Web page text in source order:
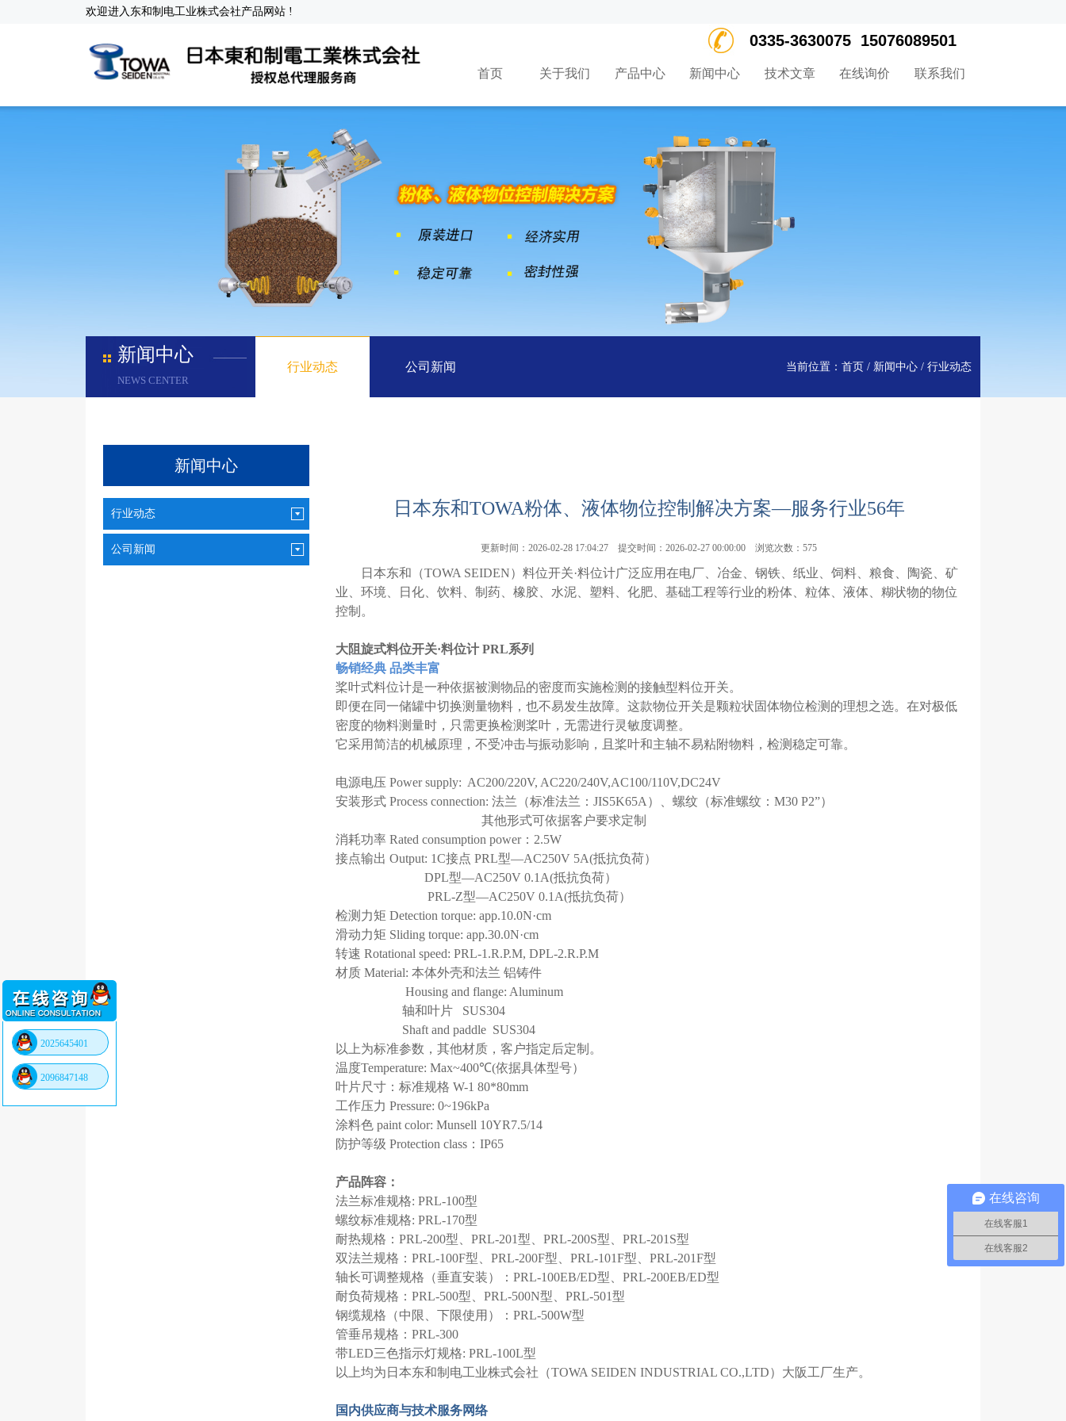
欢迎进入东和制电工业株式会社产品网站 !
0335-3630075 15076089501
首页 关于我们 产品中心 新闻中心 技术文章 在线询价 联系我们
新闻中心
NEWS CENTER
行业动态 公司新闻 当前位置：首页 / 新闻中心 /行业动态
新闻中心
行业动态
公司新闻
日本东和TOWA粉体、液体物位控制解决方案—服务行业56年
更新时间：2026-02-28 17:04:27 提交时间：2026-02-27 00:00:00 浏览次数：575
日本东和（TOWA SEIDEN）料位开关·料位计广泛应用在电厂、冶金、钢铁、纸业、饲料、粮食、陶瓷、矿
业、环境、日化、饮料、制药、橡胶、水泥、塑料、化肥、基础工程等行业的粉体、粒体、液体、糊状物的物位
控制。
大阻旋式料位开关·料位计 PRL系列
畅销经典 品类丰富
桨叶式料位计是一种依据被测物品的密度而实施检测的接触型料位开关。
即便在同一储罐中切换测量物料，也不易发生故障。这款物位开关是颗粒状固体物位检测的理想之选。在对极低
密度的物料测量时，只需更换检测桨叶，无需进行灵敏度调整。
它采用简洁的机械原理，不受冲击与振动影响，且桨叶和主轴不易粘附物料，检测稳定可靠。
电源电压 Power supply: AC200/220V, AC220/240V,AC100/110V,DC24V
安装形式 Process connection: 法兰（标准法兰：JIS5K65A）、螺纹（标准螺纹：M30 P2”）
其他形式可依据客户要求定制
消耗功率 Rated consumption power：2.5W
接点输出 Output: 1C接点 PRL型—AC250V 5A(抵抗负荷）
DPL型—AC250V 0.1A(抵抗负荷）
PRL-Z型—AC250V 0.1A(抵抗负荷）
检测力矩 Detection torque: app.10.0N·cm
滑动力矩 Sliding torque: app.30.0N·cm
转速 Rotational speed: PRL-1.R.P.M, DPL-2.R.P.M
材质 Material: 本体外壳和法兰 铝铸件
Housing and flange: Aluminum
轴和叶片 SUS304
Shaft and paddle SUS304
以上为标准参数，其他材质，客户指定后定制。
温度Temperature: Max~400℃(依据具体型号）
叶片尺寸：标准规格 W-1 80*80mm
工作压力 Pressure: 0~196kPa
涂料色 paint color: Munsell 10YR7.5/14
防护等级 Protection class：IP65
产品阵容：
法兰标准规格: PRL-100型
螺纹标准规格: PRL-170型
耐热规格：PRL-200型、PRL-201型、PRL-200S型、PRL-201S型
双法兰规格：PRL-100F型、PRL-200F型、PRL-101F型、PRL-201F型
轴长可调整规格（垂直安装）：PRL-100EB/ED型、PRL-200EB/ED型
耐负荷规格：PRL-500型、PRL-500N型、PRL-501型
钢缆规格（中限、下限使用）：PRL-500W型
管垂吊规格：PRL-300
带LED三色指示灯规格: PRL-100L型
以上均为日本东和制电工业株式会社（TOWA SEIDEN INDUSTRIAL CO.,LTD）大阪工厂生产。
国内供应商与技术服务网络
2025645401
2096847148
在线咨询
在线客服1
在线客服2